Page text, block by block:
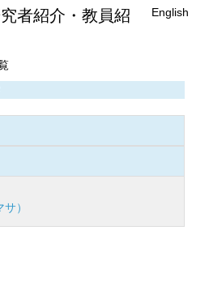
者紹介・教員紹
English
）